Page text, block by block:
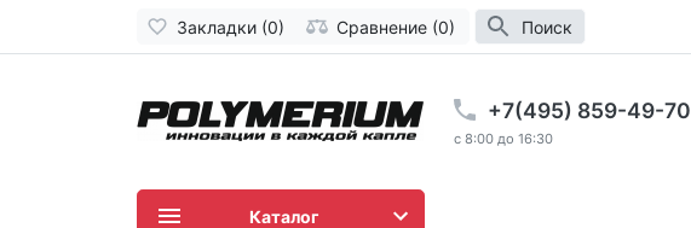
Закладки (0) Сравнение (0) Поиск
+7(495) 859-49-70
c 8:00 до 16:30
Каталог